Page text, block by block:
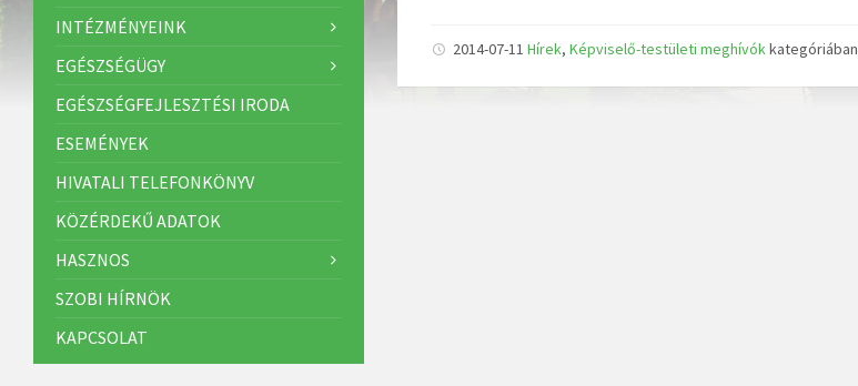
2014-07-11Hírek,Képviselő-testületi meghívókkategóriában
INTÉZMÉNYEINK
EGÉSZSÉGÜGY
EGÉSZSÉGFEJLESZTÉSI IRODA
ESEMÉNYEK
HIVATALI TELEFONKÖNYV
KÖZÉRDEKŰ ADATOK
HASZNOS
SZOBI HÍRNÖK
KAPCSOLAT